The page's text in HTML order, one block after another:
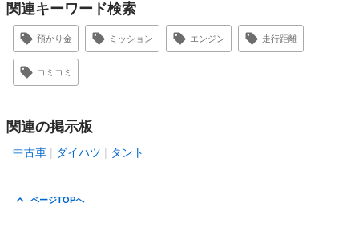
関連キーワード検索
預かり金 ミッション エンジン 走行距離
コミコミ
関連の掲示板
中古車 ダイハツ タント
ページTOPへ